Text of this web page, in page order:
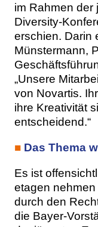
im Rahmen der
Diversity-
erschien. Darin
Münstermann,
„Unsere
von Novartis.
ihre Kreativität
entscheidend.“
■ Das Thema
Es ist
etagen
durch den
die Bayer-